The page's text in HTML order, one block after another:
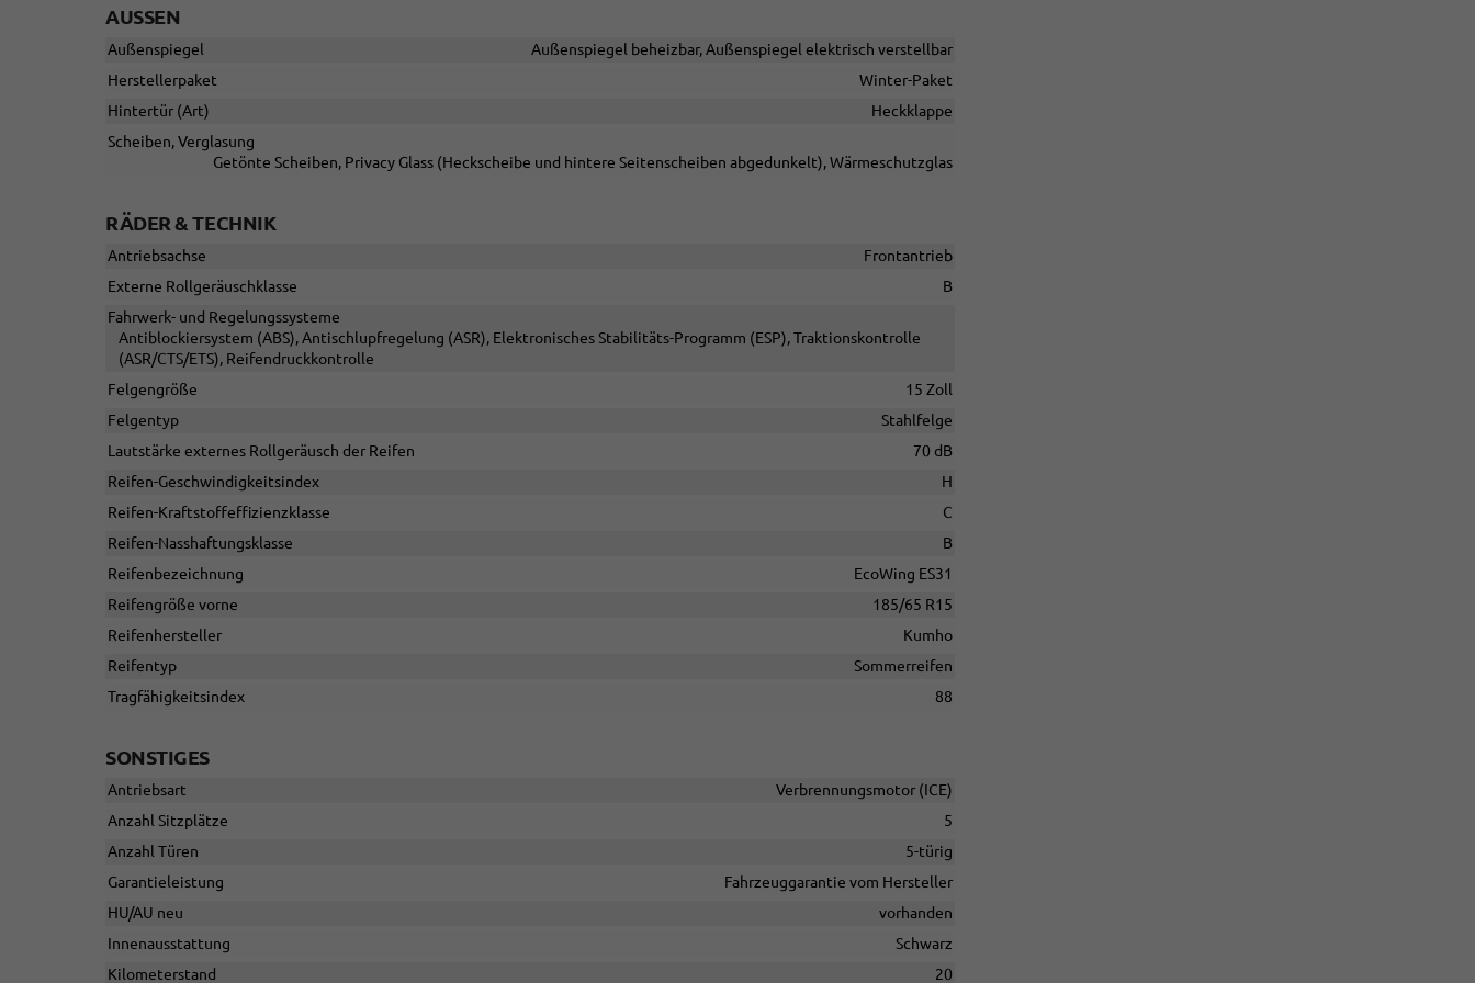
AUSSEN
Außenspiegel
Außenspiegel beheizbar, Außenspiegel elektrisch verstellbar
Herstellerpaket
Winter-Paket
Hintertür (Art)
Heckklappe
Scheiben, Verglasung
Getönte Scheiben, Privacy Glass (Heckscheibe und hintere Seitenscheiben abgedunkelt), Wärmeschutzglas
RÄDER & TECHNIK
Antriebsachse
Frontantrieb
Externe Rollgeräuschklasse
B
Fahrwerk- und Regelungssysteme
Antiblockiersystem (ABS), Antischlupfregelung (ASR), Elektronisches Stabilitäts-Programm (ESP), Traktionskontrolle
(ASR/CTS/ETS), Reifendruckkontrolle
Felgengröße
15 Zoll
Felgentyp
Stahlfelge
Lautstärke externes Rollgeräusch der Reifen
70 dB
Reifen-Geschwindigkeitsindex
H
Reifen-Kraftstoffeffizienzklasse
C
Reifen-Nasshaftungsklasse
B
Reifenbezeichnung
EcoWing ES31
Reifengröße vorne
185/65 R15
Reifenhersteller
Kumho
Reifentyp
Sommerreifen
Tragfähigkeitsindex
88
SONSTIGES
Antriebsart
Verbrennungsmotor (ICE)
Anzahl Sitzplätze
5
Anzahl Türen
5-türig
Garantieleistung
Fahrzeuggarantie vom Hersteller
HU/AU neu
vorhanden
Innenausstattung
Schwarz
Kilometerstand
20